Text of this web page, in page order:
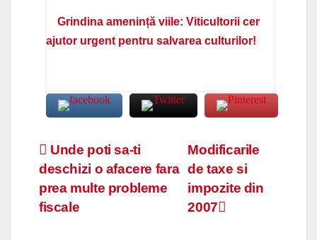
Grindina amenință viile: Viticultorii cer
ajutor urgent pentru salvarea culturilor!
Navigare
în
articole
Modificarile
de taxe si
impozite din
2007
Unde poti sa-ti
deschizi o afacere fara
prea multe probleme
fiscale